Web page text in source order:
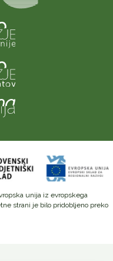
unija iz evropskega
strani je bilo pridobljeno preko